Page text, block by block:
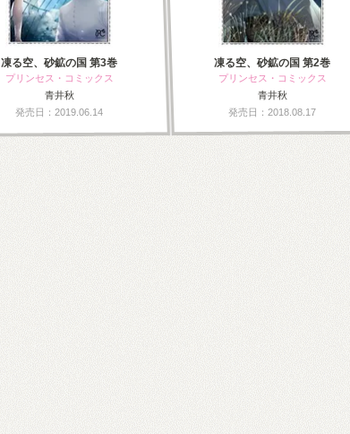
凍る空、砂鉱の国 第3巻
プリンセス・コミックス
青井秋
発売日：2019.06.14
凍る空、砂鉱の国 第2巻
プリンセス・コミックス
青井秋
発売日：2018.08.17